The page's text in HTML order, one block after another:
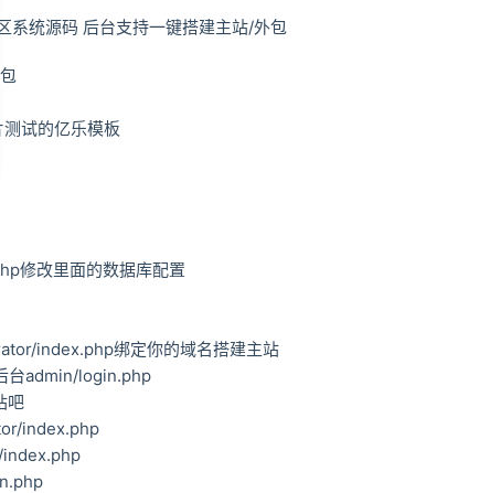
系统源码 后台支持一键搭建主站/外包
试的亿乐模板
修改里面的数据库配置
index.php绑定你的域名搭建主站
台admin/login.php
吧
index.php